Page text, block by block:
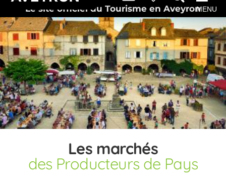
Le site officiel du Tourisme en AveyronMENU
Les marchés
des Producteurs de Pays